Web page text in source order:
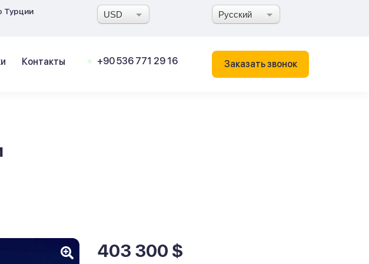
Турции USD Русский
Контакты +90 536 771 29 16 Заказать звонок
403 300 $